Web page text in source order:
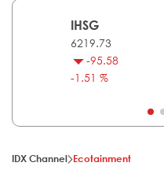
IHSG
6219.73
-95.58
-1.51 %
IDX Channel Ecotainment